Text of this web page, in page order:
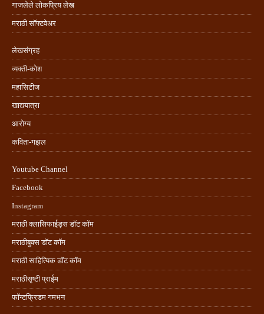
गाजलेले लोकप्रिय लेख
मराठी सॉफ्टवेअर
लेखसंग्रह
व्यक्ती-कोश
महासिटीज
खाद्ययात्रा
आरोग्य
कविता-गझल
Youtube Channel
Facebook
Instagram
मराठी क्लासिफाईड्स डॉट कॉम
मराठीबुक्स डॉट कॉम
मराठी साहित्यिक डॉट कॉम
मराठीसृष्टी प्राईम
फॉन्टफ्रिडम गमभन